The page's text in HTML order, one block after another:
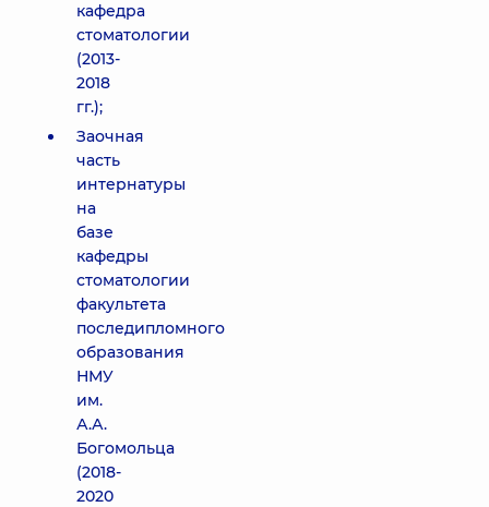
кафедра
стоматологии
(2013-
2018
гг.);
Заочная
часть
интернатуры
на
базе
кафедры
стоматологии
факультета
последипломного
образования
НМУ
им.
А.А.
Богомольца
(2018-
2020